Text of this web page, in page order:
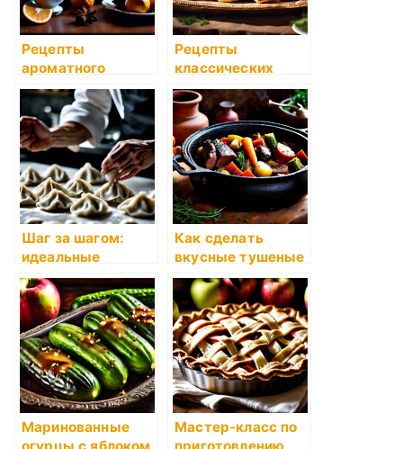
Рецепты
ароматного
глинтвейна для
зимних вечеров
Рецепты
классических
русских пирожков
с капустой
Шаг за шагом:
идеальные
пельмени
Как сделать
вкусные тушеные
овощи с мясом
Маринованные
Мастер-класс по